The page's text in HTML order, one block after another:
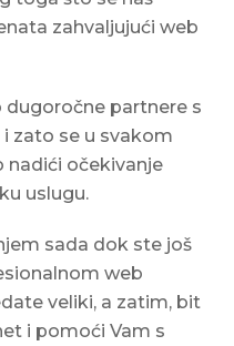
zahvaljujući web
partnere s
zato se u svakom
nadići očekivanje
uslugu.
sada dok ste još
web
veliki, a zatim, bit
i pomoći Vam s